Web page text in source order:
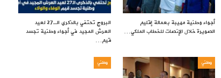
أجواء وطنية مهيبة بعمالة إقليم
الصويرة خلال الإنصات للخطاب الملكي…
البروج تحتفي بالذكرى الـ27 لعيد
العرش المجيد في أجواء وطنية تجسد
قيم…
وطني وطني